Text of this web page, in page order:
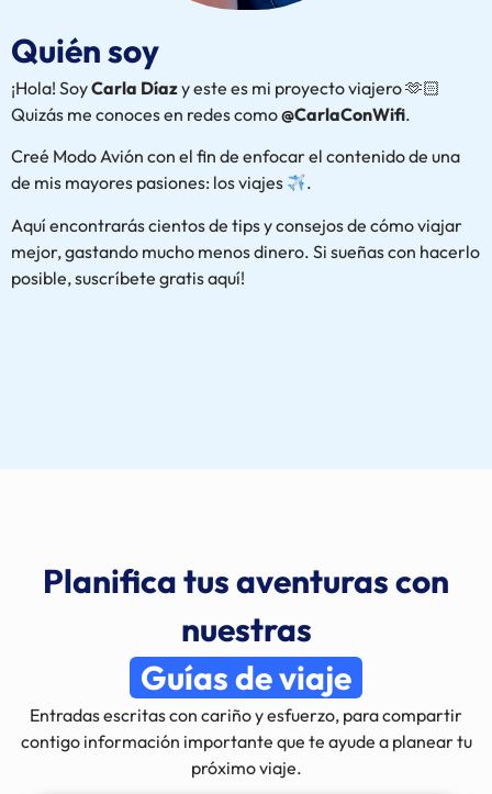
Quién soy
¡Hola! SoyCarla Díazy este es mi proyecto viajero 🫶🏻
Quizás me conoces en redes como@CarlaConWifi.
Creé Modo Avión con el fin de enfocar el contenido de una
de mis mayores pasiones: los viajes
.
Aquí encontrarás cientos de tips y consejos de cómo viajar
mejor, gastando mucho menos dinero. Si sueñas con hacerlo
posible, suscríbete gratis aquí!
Planifica tus aventuras con
nuestras
Guías de viaje
Entradas escritas con cariño y esfuerzo, para compartir
contigo información importante que te ayude a planear tu
próximo viaje.